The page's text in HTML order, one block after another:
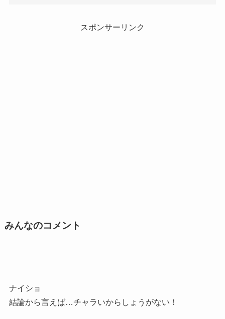
スポンサーリンク
みんなのコメント
ナイショ
結論から言えば…チャラいからしょうがない！